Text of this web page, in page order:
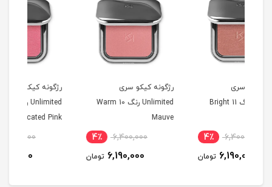
رژگونه کیکو سری
Unlimited رنگ 10 Warm
6,400,000
6,190,000
رژگونه کیکو سری
Sophisticated Pink
6,400,000
6,190,000